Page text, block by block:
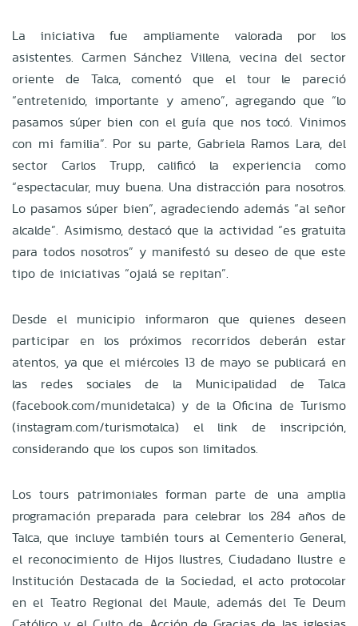
La iniciativa fue ampliamente valorada por los
asistentes. Carmen Sánchez Villena, vecina del sector
oriente de Talca, comentó que el tour le pareció
“entretenido, importante y ameno”, agregando que “lo
pasamos súper bien con el guía que nos tocó. Vinimos
con mi familia”. Por su parte, Gabriela Ramos Lara, del
sector Carlos Trupp, calificó la experiencia como
“espectacular, muy buena. Una distracción para nosotros.
Lo pasamos súper bien”, agradeciendo además “al señor
alcalde”. Asimismo, destacó que la actividad “es gratuita
para todos nosotros” y manifestó su deseo de que este
tipo de iniciativas “ojalá se repitan”.
Desde el municipio informaron que quienes deseen
participar en los próximos recorridos deberán estar
atentos, ya que el miércoles 13 de mayo se publicará en
las redes sociales de la Municipalidad de Talca
(facebook.com/munidetalca) y de la Oficina de Turismo
(instagram.com/turismotalca) el link de inscripción,
considerando que los cupos son limitados.
Los tours patrimoniales forman parte de una amplia
programación preparada para celebrar los 284 años de
Talca, que incluye también tours al Cementerio General,
el reconocimiento de Hijos Ilustres, Ciudadano Ilustre e
Institución Destacada de la Sociedad, el acto protocolar
en el Teatro Regional del Maule, además del Te Deum